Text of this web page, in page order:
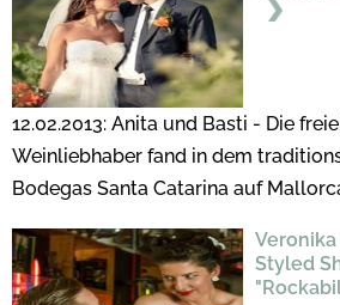
12.02.2013: Anita und Basti - Die
Weinliebhaber fand in dem
Bodegas Santa Catarina auf
Styled